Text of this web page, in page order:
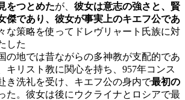
をつとめたが、 彼女は意志の強さと、賢
傑であり、彼女が事実上のキエフ公であ
な策略を使ってドレヴリャート氏族に対
した
の地では昔ながらの多神教が支配的であ
キリスト教に関心を持ち、957年コンス
き洗礼を受け、キエフ公の身内で最初の
た。彼女は後にウクライナとロシアで最